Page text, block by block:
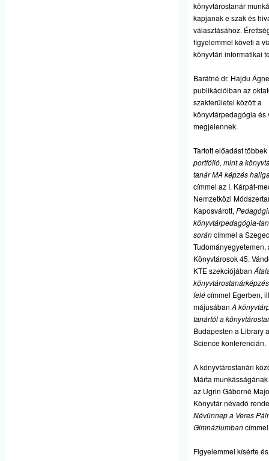
könyvtárostanár
kapjanak e szak és
választásához.
figyelemmel követi a
könyvtári informatikai
Barátné dr. Hajdu
publikációiban az
szakterületei között a
könyvtárpedagógia és
megjelennek.
Tartott előadást
portfólió, mint a
tanár MA képzés
címmel az I. Kárpát-
Nemzetközi
Kaposvárott,
könyvtárpedagógia-
soráncímmel a
Tudományegyetemen,
Könyvtárosok 45.
KTE szekciójában
felécímmel Egerben,
májusában A
tanártól a
Budapesten a Library
Science konferencián.
A könyvtárostanári
Márta
az Ugrin Gáborné
Könyvtár névadó
Névünnep a Veres
Gimnáziumban
Figyelemmel kísérte